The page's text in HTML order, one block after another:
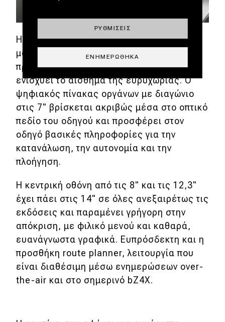
Η σχεδίαση της καμπίνας ακολουθεί μια
μοντέρνα, μινιμαλιστική θα λέγαμε
προσέγγιση, με την οριζόντια διάταξη να
ενισχύει το αίσθημα της ευρυχωρίας. Ο
ψηφιακός πίνακας οργάνων με διαγώνιο
στις 7" βρίσκεται ακριβώς μέσα στο οπτικό
πεδίο του οδηγού και προσφέρει στον
οδηγό βασικές πληροφορίες για την
κατανάλωση, την αυτονομία και την
πλοήγηση.
Η κεντρική οθόνη από τις 8" και τις 12,3"
έχει πάει στις 14" σε όλες ανεξαιρέτως τις
εκδόσεις και παραμένει γρήγορη στην
απόκριση, με φιλικό μενού και καθαρά,
ευανάγνωστα γραφικά. Ευπρόσδεκτη και η
προσθήκη route planner, λειτουργία που
είναι διαθέσιμη μέσω ενημερώσεων over-
the-air και στο σημερινό bZ4X.
ΡΥΘΜΊΣΕΙΣ
ΕΝΗΜΕΡΏΘΗΚΑ